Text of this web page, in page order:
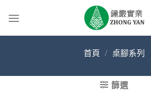
首頁 / 桌腳系列
篩選